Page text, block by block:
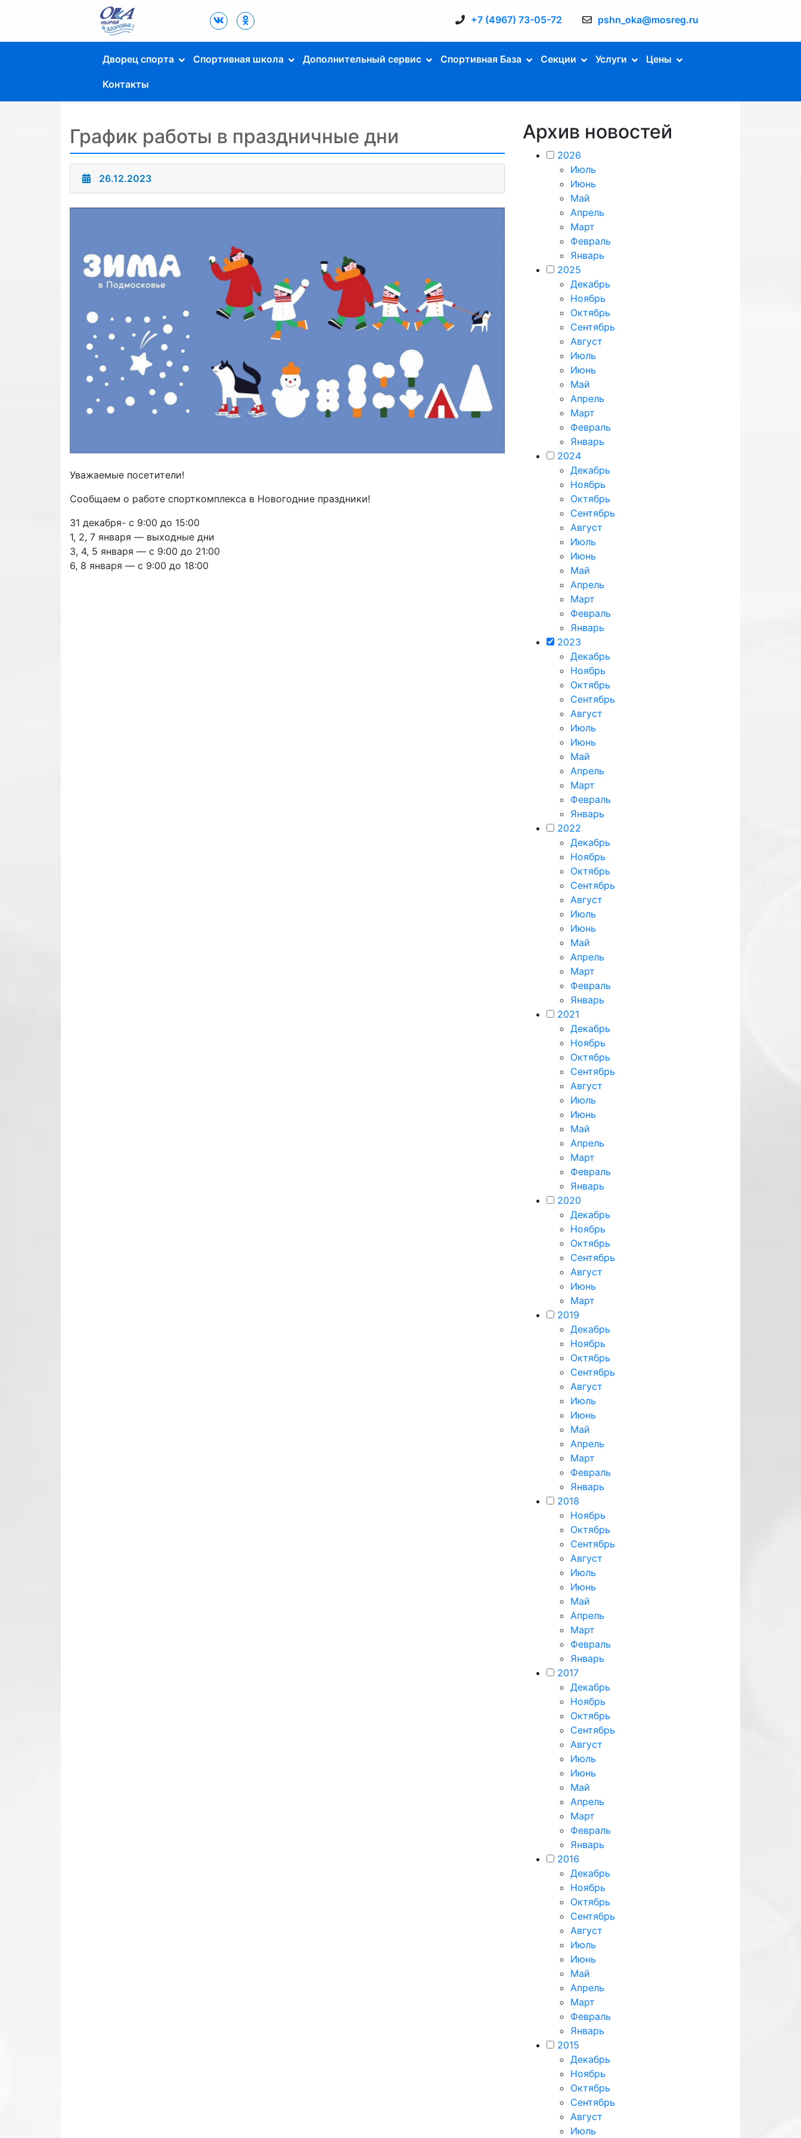
Дворец Спорта
"Ока" г. Пущино
+7 (4967) 73-05-72 pshn_oka@mosreg.ru
Дворец спорта Спортивная школа Дополнительный сервис Спортивная База Секции Услуги Цены
Контакты
График работы в праздничные дни
26.12.2023
Уважаемые посетители!
Сообщаем о работе спорткомплекса в Новогодние праздники!
31 декабря- с 9:00 до 15:00
1, 2, 7 января — выходные дни
3, 4, 5 января — с 9:00 до 21:00
6, 8 января — с 9:00 до 18:00
Архив новостей
2026
Июль
Июнь
Май
Апрель
Март
Февраль
Январь
2025
Декабрь
Ноябрь
Октябрь
Сентябрь
Август
Июль
Июнь
Май
Апрель
Март
Февраль
Январь
2024
Декабрь
Ноябрь
Октябрь
Сентябрь
Август
Июль
Июнь
Май
Апрель
Март
Февраль
Январь
2023
Декабрь
Ноябрь
Октябрь
Сентябрь
Август
Июль
Июнь
Май
Апрель
Март
Февраль
Январь
2022
Декабрь
Ноябрь
Октябрь
Сентябрь
Август
Июль
Июнь
Май
Апрель
Март
Февраль
Январь
2021
Декабрь
Ноябрь
Октябрь
Сентябрь
Август
Июль
Июнь
Май
Апрель
Март
Февраль
Январь
2020
Декабрь
Ноябрь
Октябрь
Сентябрь
Август
Июнь
Март
2019
Декабрь
Ноябрь
Октябрь
Сентябрь
Август
Июль
Июнь
Май
Апрель
Март
Февраль
Январь
2018
Ноябрь
Октябрь
Сентябрь
Август
Июль
Июнь
Май
Апрель
Март
Февраль
Январь
2017
Декабрь
Ноябрь
Октябрь
Сентябрь
Август
Июль
Июнь
Май
Апрель
Март
Февраль
Январь
2016
Декабрь
Ноябрь
Октябрь
Сентябрь
Август
Июль
Июнь
Май
Апрель
Март
Февраль
Январь
2015
Декабрь
Ноябрь
Октябрь
Сентябрь
Август
Июль